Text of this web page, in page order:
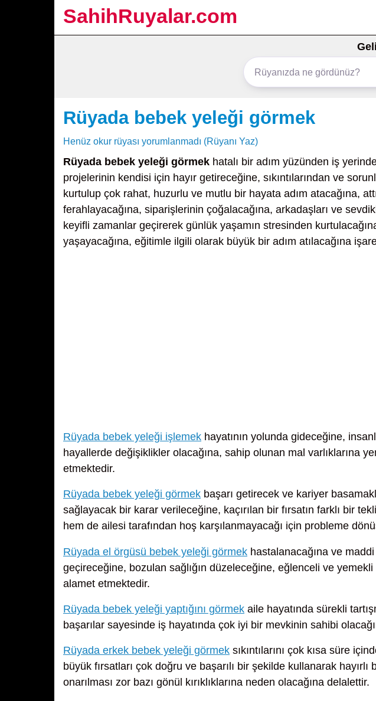
SahihRuyalar.com
Rüyada bebek yeleği görmek
Henüz okur rüyası yorumlanmadı (Rüyanı Yaz)
Rüyada bebek yeleği görmek hatalı bir adım yüzünden iş
projelerinin kendisi için hayır getireceğine, sıkıntılarından ve
kurtulup çok rahat, huzurlu ve mutlu bir hayata adım atacağına,
ferahlayacağına, siparişlerinin çoğalacağına, arkadaşları ve
keyifli zamanlar geçirerek günlük yaşamın stresinden
yaşayacağına, eğitimle ilgili olarak büyük bir adım atılacağına
Rüyada bebek yeleği işlemek hayatının yolunda gideceğine,
hayallerde değişiklikler olacağına, sahip olunan mal varlıklarına
etmektedir.
Rüyada bebek yeleği görmek başarı getirecek ve kariyer
sağlayacak bir karar verileceğine, kaçırılan bir fırsatın farklı bir
hem de ailesi tarafından hoş karşılanmayacağı için probleme
Rüyada el örgüsü bebek yeleği görmek hastalanacağına ve
geçireceğine, bozulan sağlığın düzeleceğine, eğlenceli ve
alamet etmektedir.
Rüyada bebek yeleği yaptığını görmek aile hayatında sürekli
başarılar sayesinde iş hayatında çok iyi bir mevkinin sahibi
Rüyada erkek bebek yeleği görmek sıkıntılarını çok kısa süre
büyük fırsatları çok doğru ve başarılı bir şekilde kullanarak
onarılması zor bazı gönül kırıklıklarına neden olacağına delalettir.